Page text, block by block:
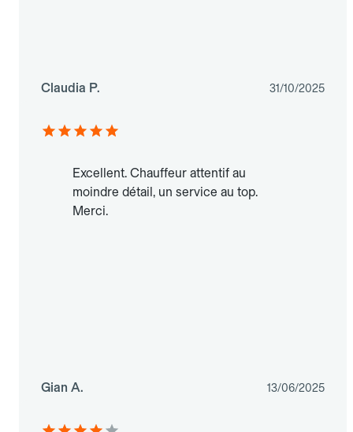
Claudia P. 31/10/2025
Excellent. Chauffeur attentif au
moindre détail, un service au top.
Merci.
Gian A. 13/06/2025